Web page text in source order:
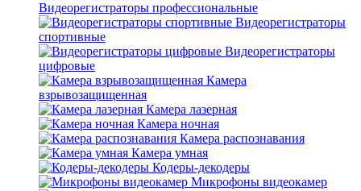
Видеорегистраторы профессиональные
Видеорегистраторы
спортивные
Видеорегистраторы
цифровые
Камера
взрывозащищенная
Камера лазерная
Камера ночная
Камера распознавания
Камера умная
Кодеры-декодеры
Микрофоны видеокамер